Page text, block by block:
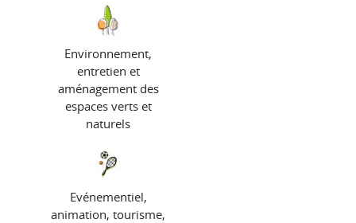
Environnement,
entretien et
aménagement des
espaces verts et
naturels
Evénementiel,
animation, tourisme,